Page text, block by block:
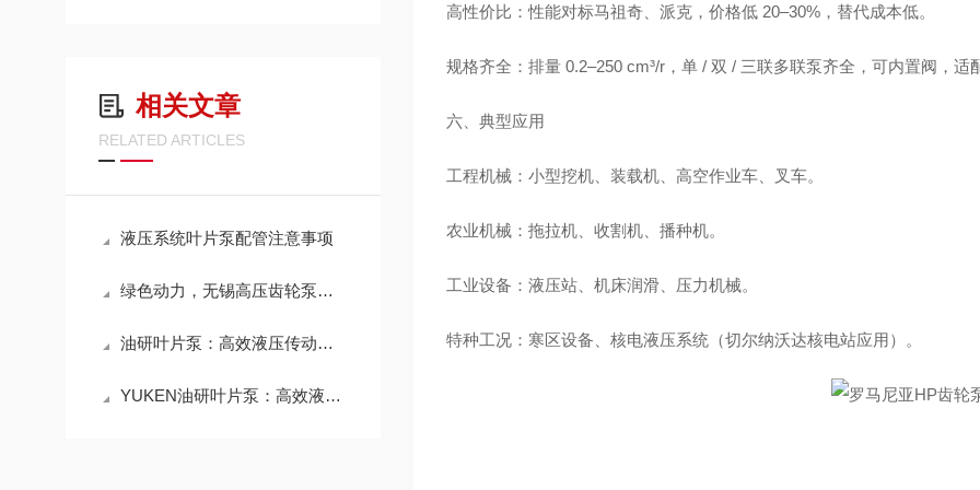
相关文章
RELATED ARTICLES
液压系统叶片泵配管注意事项
绿色动力，无锡高压齿轮泵：能效与环保的双重飞跃
油研叶片泵：高效液压传动的重要元件
YUKEN油研叶片泵：高效液压传动的重要组成部分
高性价比：性能对标马祖奇、派克，价格低 20–30%，替代成本低。
规格齐全：排量 0.2–250 cm³/r，单 / 双 / 三联多联泵齐全，可内置阀，适
六、典型应用
工程机械：小型挖机、装载机、高空作业车、叉车。
农业机械：拖拉机、收割机、播种机。
工业设备：液压站、机床润滑、压力机械。
特种工况：寒区设备、核电液压系统（切尔纳沃达核电站应用）。